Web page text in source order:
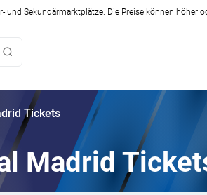
und Sekundärmarktplätze. Die Preise können höher
Tickets
Madrid